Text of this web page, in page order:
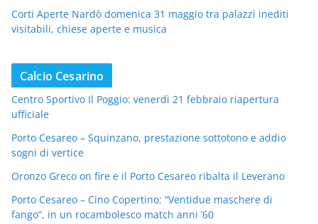
Corti Aperte Nardò domenica 31 maggio tra palazzi inediti
visitabili, chiese aperte e musica
Calcio Cesarino
Centro Sportivo Il Poggio: venerdì 21 febbraio riapertura
ufficiale
Porto Cesareo – Squinzano, prestazione sottotono e addio
sogni di vertice
Oronzo Greco on fire e il Porto Cesareo ribalta il Leverano
Porto Cesareo – Cino Copertino: “Ventidue maschere di
fango”, in un rocambolesco match anni ’60